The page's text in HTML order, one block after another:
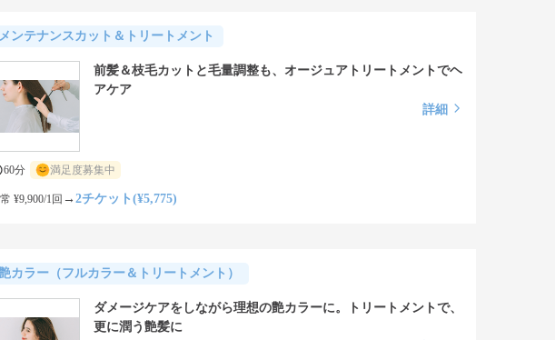
ンテナンスカット＆トリートメント
前髪＆枝毛カットと毛量調整も、オージュアトリートメントでヘ
アケア
詳細
60分 満足度募集中
¥9,900/1回 → 2チケット(¥5,775)
カラー（フルカラー＆トリートメント）
ダメージケアをしながら理想の艶カラーに。トリートメントで、
更に潤う艶髪に